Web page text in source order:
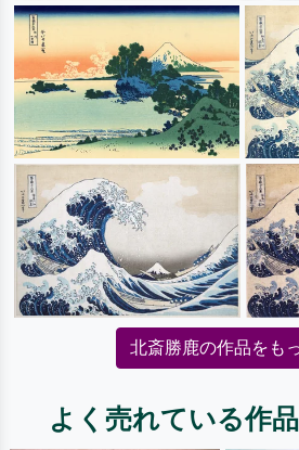
北斎勝鹿の作品をも
よく売れている作